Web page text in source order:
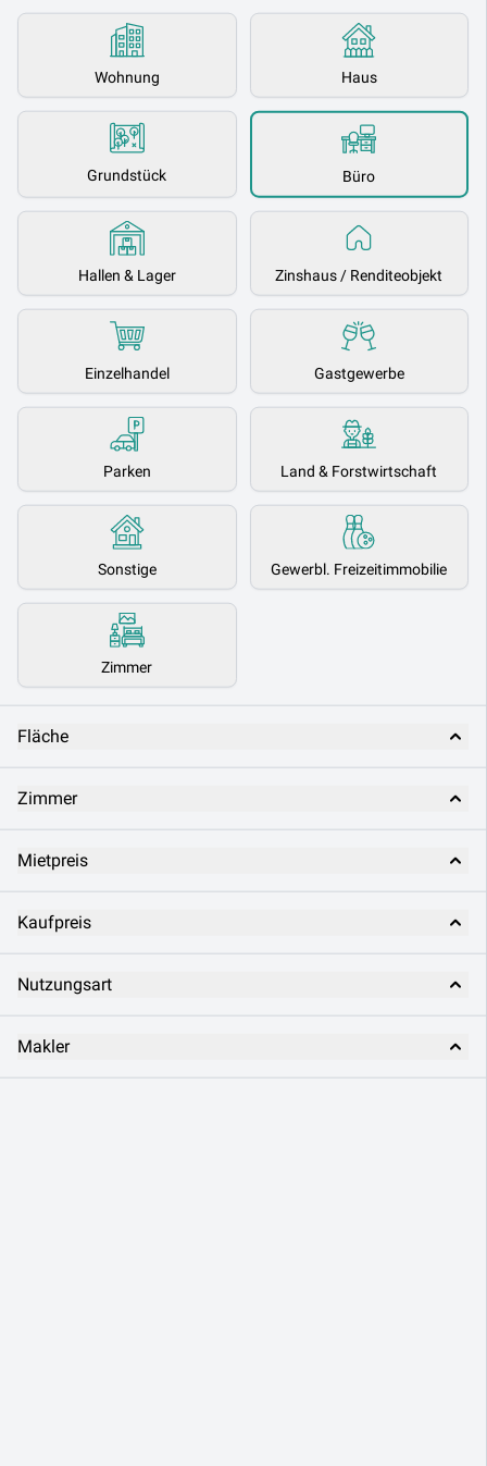
Wohnung Haus
Grundstück Büro
Hallen & Lager Zinshaus / Renditeobjekt
Einzelhandel Gastgewerbe
Parken Land & Forstwirtschaft
Sonstige Gewerbl. Freizeitimmobilie
Zimmer
Fläche
Zimmer
Mietpreis
Kaufpreis
Nutzungsart
Makler